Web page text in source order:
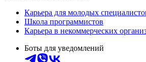
Карьера для молодых
Школа программистов
Карьера в некоммерческих
Боты для уведомлений